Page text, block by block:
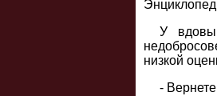
У вдовы
низкой
-